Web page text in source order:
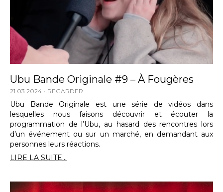
Ubu Bande Originale #9 – À Fougères
21.03.2024 REGARDER
Ubu Bande Originale est une série de vidéos dans
lesquelles nous faisons découvrir et écouter la
programmation de l’Ubu, au hasard des rencontres lors
d’un événement ou sur un marché, en demandant aux
personnes leurs réactions.
LIRE LA SUITE...